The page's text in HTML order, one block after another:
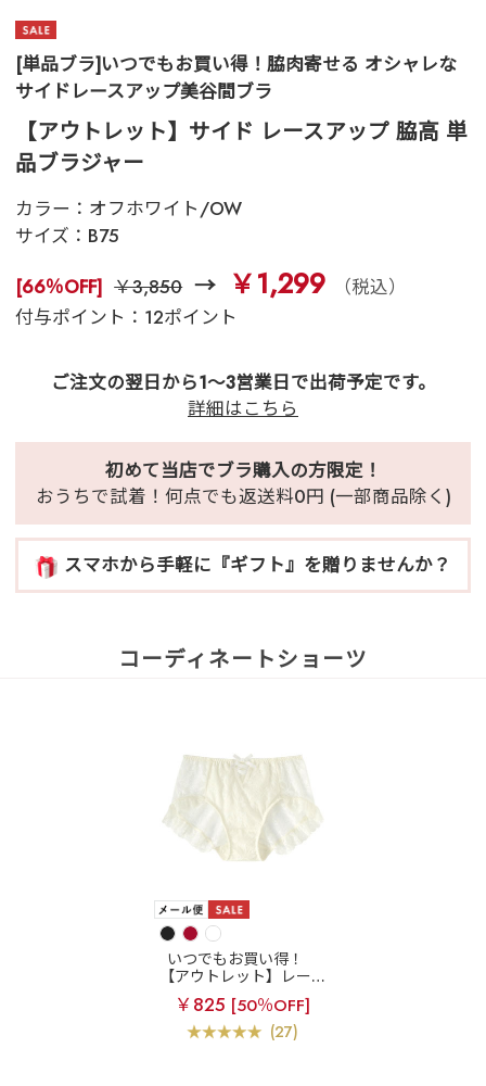
[単品ブラ]いつでもお買い得！脇肉寄せる オシャレな
サイドレースアップ美谷間ブラ
【アウトレット】サイド レースアップ 脇高 単
品ブラジャー
カラー： オフホワイト/OW
サイズ： B75
[66％OFF] ￥3,850 ￥1,299
（税込）
付与ポイント：12ポイント
ご注文の翌日から1～3営業日で出荷予定です。
詳細はこちら
初めて当店でブラ購入の方限定！
おうちで試着！何点でも返送料0円 (一部商品除く)
スマホから手軽に『ギフト』を贈りませんか？
コーディネートショーツ
いつでもお買い得！
【アウトレット】レース
アップ フリル 深ばき プ
レーンショーツ
￥825 [50％OFF]
(27)